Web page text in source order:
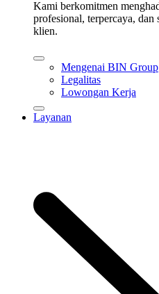
Kami berkomitmen
profesional, terpercaya, dan
klien.
Mengenai BIN Group
Legalitas
Lowongan Kerja
Layanan